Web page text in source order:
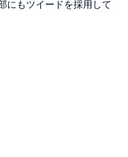
にもツイードを採用して